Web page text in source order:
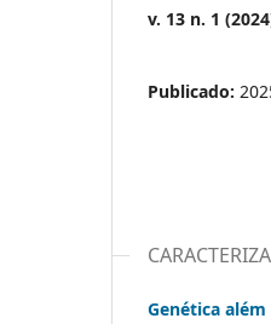
v. 13 n. 1
Publicado:
Genética